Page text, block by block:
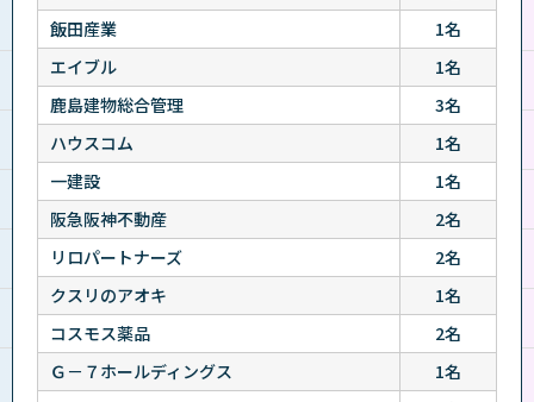
飯田産業
1名
エイブル
1名
鹿島建物総合管理
3名
ハウスコム
1名
一建設
1名
阪急阪神不動産
2名
リロパートナーズ
2名
クスリのアオキ
1名
コスモス薬品
2名
Ｇ－７ホールディングス
1名